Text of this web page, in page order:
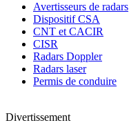
Avertisseurs de radars
Dispositif CSA
CNT et CACIR
CISR
Radars Doppler
Radars laser
Permis de conduire
Divertissement